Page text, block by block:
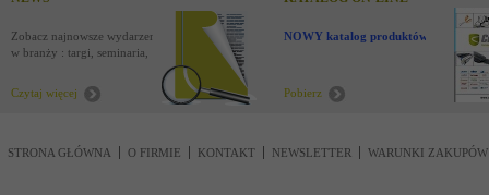
Zobacz najnowsze wydarzenia
w branży : targi, seminaria,
Czytaj więcej
NOWY katalog produktów !
Pobierz
STRONA GŁÓWNA O FIRMIE KONTAKT NEWSLETTER WARUNKI ZAKUPÓW